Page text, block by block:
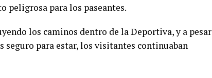
peligrosa para los paseantes.
los caminos dentro de la Deportiva, y a pesar
seguro para estar, los visitantes continuaban